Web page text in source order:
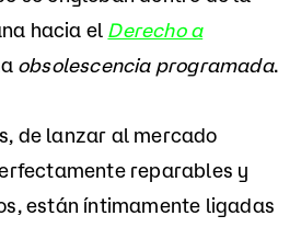
hacia el Derecho a
obsolescencia programada.
de lanzar al mercado
reparables y
están íntimamente ligadas